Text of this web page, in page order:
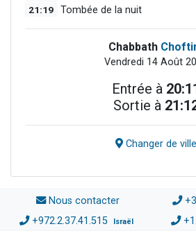
21:19 Tombée de la nuit
Chabbath
Vendredi 14 Août
Entrée à
Sortie à
Changer de ville
Nous contacter
+972.2.37.41.515 Israël